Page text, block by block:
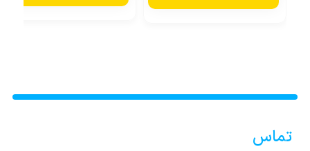
تماس